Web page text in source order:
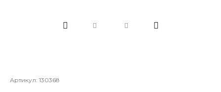
Артикул: 130368